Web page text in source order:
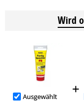
Wird
Ausgewählt